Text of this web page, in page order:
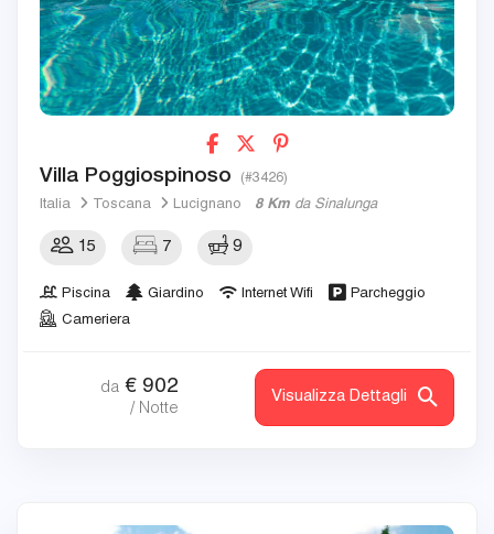
Villa Poggiospinoso (#3426)
Italia Toscana Lucignano 8 Km da Sinalunga
15 7 9
Piscina Giardino Internet Wifi
Parcheggio
Cameriera
da € 902
/ Notte
Visualizza Dettagli